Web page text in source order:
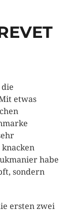
etwas
habe
sondern
ersten zwei